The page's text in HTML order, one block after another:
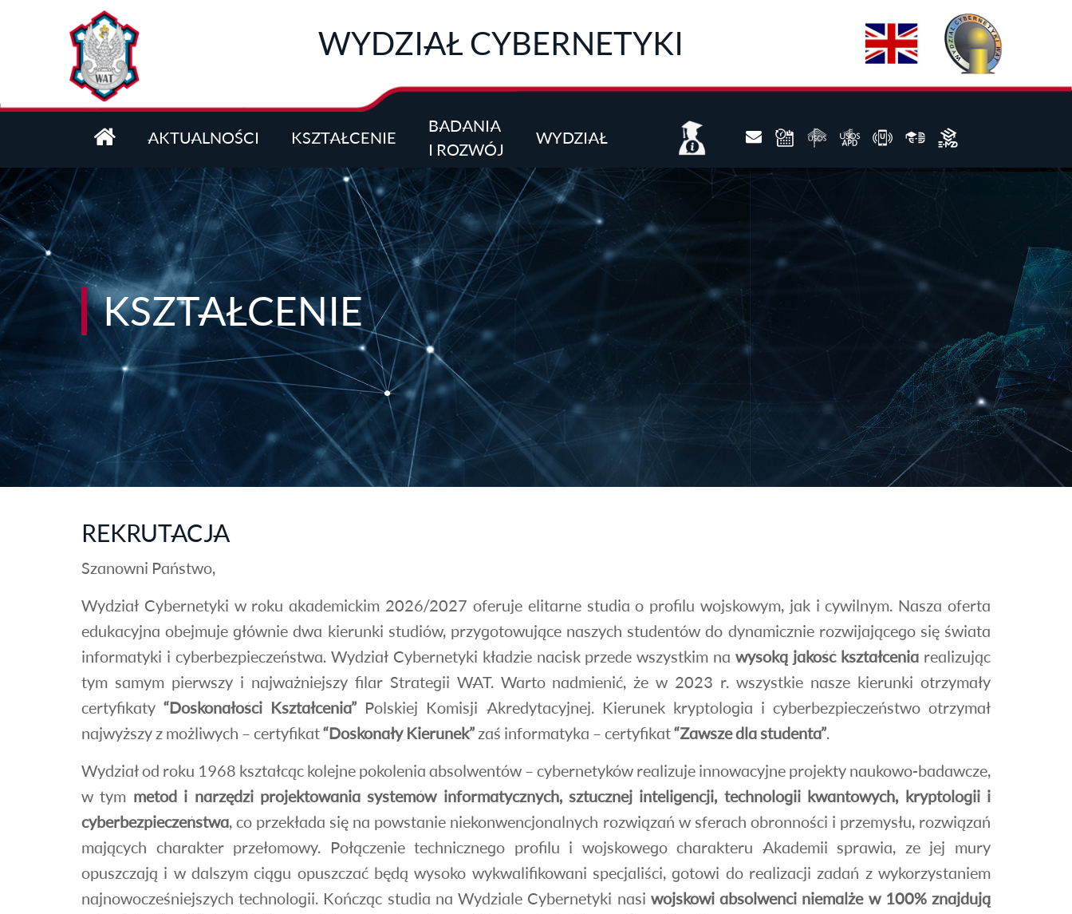
Przejdź do treści
WYDZIAŁ CYBERNETYKI
AKTUALNOŚCI KSZTAŁCENIE
BADANIA
I ROZWÓJ
WYDZIAŁ
KSZTAŁCENIE
REKRUTACJA
Szanowni Państwo,
Wydział Cybernetyki w roku akademickim 2026/2027 oferuje elitarne studia o profilu wojskowym, jak i cywilnym. Nasza oferta
edukacyjna obejmuje głównie dwa kierunki studiów, przygotowujące naszych studentów do dynamicznie rozwijającego się świata
informatyki i cyberbezpieczeństwa. Wydział Cybernetyki kładzie nacisk przede wszystkim nawysoką jakość kształcenia realizując
tym samym pierwszy i najważniejszy filar Strategii WAT. Warto nadmienić, że w 2023 r. wszystkie nasze kierunki otrzymały
certyfikaty“Doskonałości Kształcenia” Polskiej Komisji Akredytacyjnej. Kierunek kryptologia i cyberbezpieczeństwo otrzymał
najwyższy z możliwych – certyfikat“Doskonały Kierunek” zaś informatyka – certyfikat“Zawsze dla studenta”.
Wydział od roku 1968 kształcąc kolejne pokolenia absolwentów – cybernetyków realizuje innowacyjne projekty naukowo-badawcze,
w tym metod i narzędzi projektowania systemów informatycznych, sztucznej inteligencji, technologii kwantowych, kryptologii i
cyberbezpieczeństwa, co przekłada się na powstanie niekonwencjonalnych rozwiązań w sferach obronności i przemysłu, rozwiązań
mających charakter przełomowy. Połączenie technicznego profilu i wojskowego charakteru Akademii sprawia, ze jej mury
opuszczają i w dalszym ciągu opuszczać będą wysoko wykwalifikowani specjaliści, gotowi do realizacji zadań z wykorzystaniem
najnowocześniejszych technologii. Kończąc studia na Wydziale Cybernetyki nasi wojskowi absolwenci niemalże w 100% znajdują